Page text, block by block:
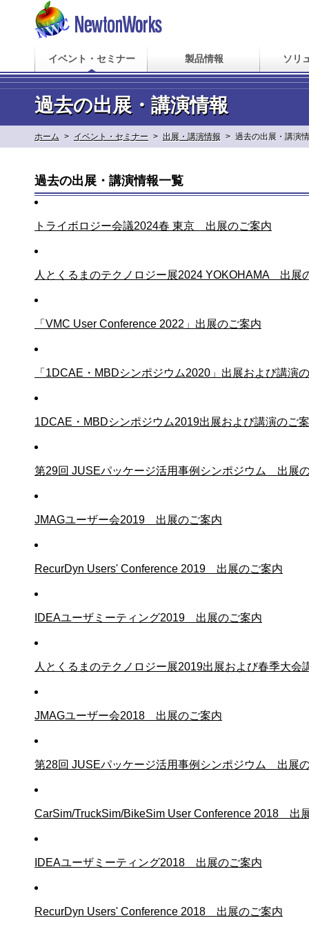
イベント・セミナー 製品情報 ソリ
過去の出展・講演情報
ホーム > イベント・セミナー > 出展・講演情報 > 過去の出展・講演
過去の出展・講演情報一覧
トライボロジー会議2024春 東京 出展のご案内
人とくるまのテクノロジー展2024 YOKOHAMA 出展
「VMC User Conference 2022」出展のご案内
「1DCAE・MBDシンポジウム2020」出展および講演
1DCAE・MBDシンポジウム2019出展および講演のご
第29回 JUSEパッケージ活用事例シンポジウム 出展
JMAGユーザー会2019 出展のご案内
RecurDyn Users' Conference 2019 出展のご案内
IDEAユーザミーティング2019 出展のご案内
人とくるまのテクノロジー展2019出展および春季大会
JMAGユーザー会2018 出展のご案内
第28回 JUSEパッケージ活用事例シンポジウム 出展
CarSim/TruckSim/BikeSim User Conference 2018 出
IDEAユーザミーティング2018 出展のご案内
RecurDyn Users' Conference 2018 出展のご案内